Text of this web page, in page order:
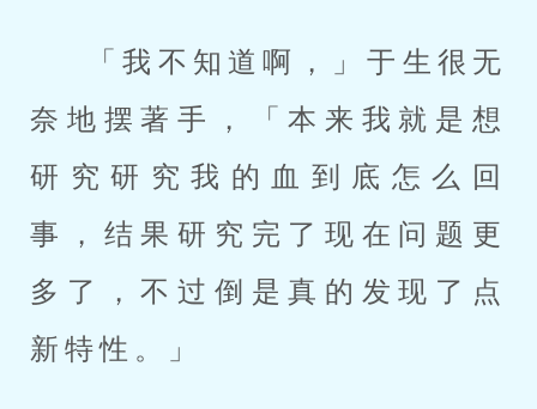
「我不知道啊，」于生很无
奈地摆著手，「本来我就是想
研究研究我的血到底怎么回
事，结果研究完了现在问题更
多了，不过倒是真的发现了点
新特性。」